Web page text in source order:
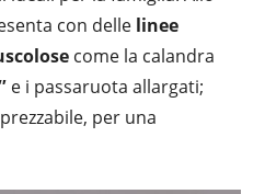
con dellelinee
come la calandra
e i passaruota allargati;
per una